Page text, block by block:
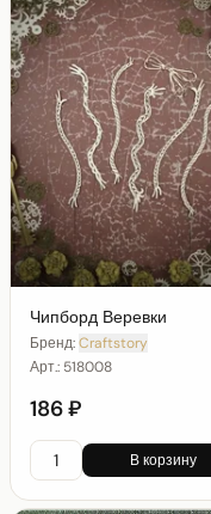
Чипборд Веревки
Бренд:Craftstory
Арт.: 518008
186 ₽
В корзину